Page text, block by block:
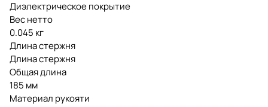
Диэлектрическое покрытие
Вес нетто
0.045 кг
Длина стержня
Длина стержня
Общая длина
185 мм
Материал рукояти